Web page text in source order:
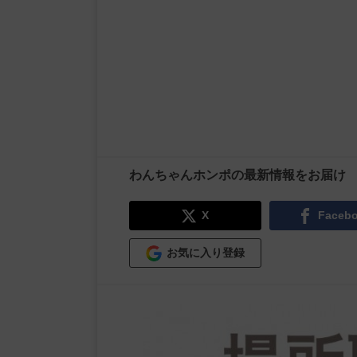
わんちゃんホンポの最新情報をお届け
X
お気に入り登録